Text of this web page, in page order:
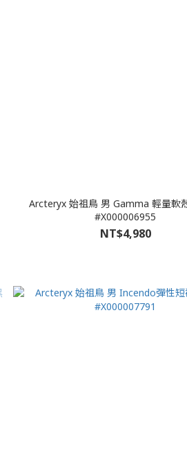
Arcteryx 始祖鳥 男 Gamma 輕量軟
#X000006955
NT$4,980